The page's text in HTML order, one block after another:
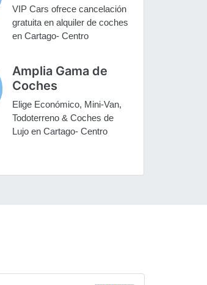
VIP Cars ofrece cancelación
gratuita en alquiler de coches
en Cartago- Centro
Amplia Gama de
Coches
Elige Económico, Mini-Van,
Todoterreno & Coches de
Lujo en Cartago- Centro